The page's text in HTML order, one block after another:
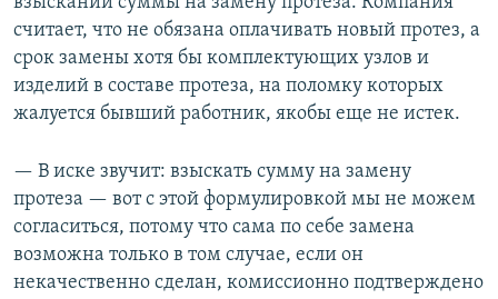
считает, что не обязана оплачивать новый протез, а
срок замены хотя бы комплектующих узлов и
изделий в составе протеза, на поломку которых
жалуется бывший работник, якобы еще не истек.
— В иске звучит: взыскать сумму на замену
протеза — вот с этой формулировкой мы не можем
согласиться, потому что сама по себе замена
возможна только в том случае, если он
некачественно сделан, комиссионно подтверждено